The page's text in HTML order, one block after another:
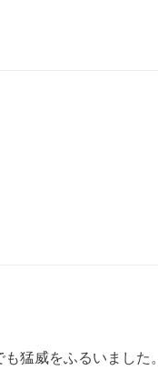
猛威をふるいました。